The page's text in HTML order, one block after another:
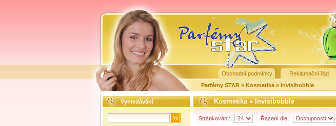
Obchodní podmínky Reklamační řád
Parfémy STAR » Kosmetika » Invisibobble
Vyhledávání Kosmetika»Invisibobble
Stránkování: Řazení dle: